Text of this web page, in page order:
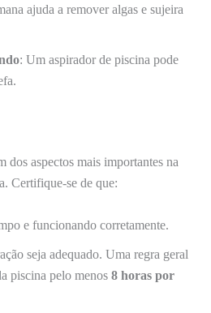
ajuda a remover algas e sujeira
: Um aspirador de piscina pode
dos aspectos mais importantes na
Certifique-se de que:
e funcionando corretamente.
seja adequado. Uma regra geral
piscina pelo menos 8 horas por